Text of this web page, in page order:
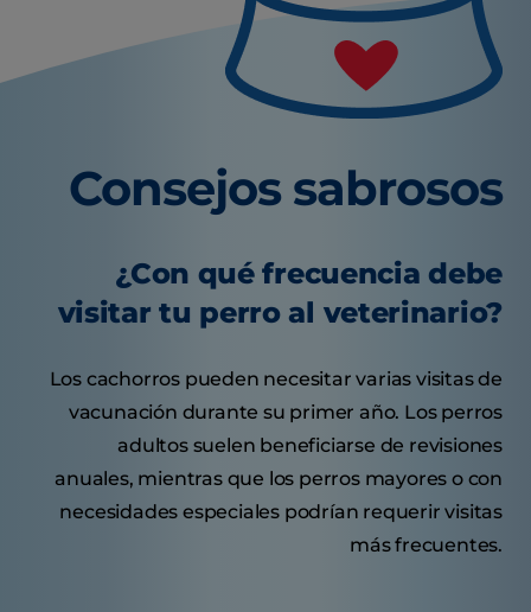
Consejos sabrosos
¿Con qué frecuencia debe
visitar tu perro al veterinario?
Los cachorros pueden necesitar varias visitas de
vacunación durante su primer año. Los perros
adultos suelen beneficiarse de revisiones
anuales, mientras que los perros mayores o con
necesidades especiales podrían requerir visitas
más frecuentes.